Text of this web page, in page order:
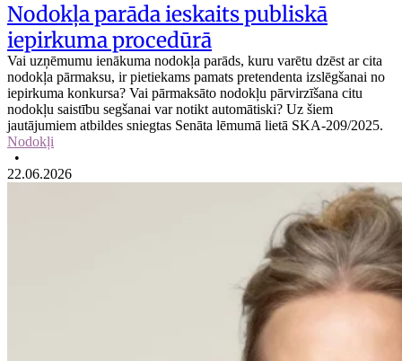
Nodokļa parāda ieskaits publiskā
iepirkuma procedūrā
Vai uzņēmumu ienākuma nodokļa parāds, kuru varētu dzēst ar cita
nodokļa pārmaksu, ir pietiekams pamats pretendenta izslēgšanai no
iepirkuma konkursa? Vai pārmaksāto nodokļu pārvirzīšana citu
nodokļu saistību segšanai var notikt automātiski? Uz šiem
jautājumiem atbildes sniegtas Senāta lēmumā lietā SKA-209/2025.
Nodokļi
•
22.06.2026